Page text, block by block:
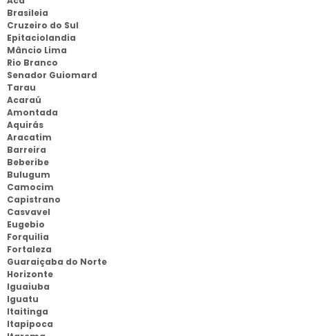
Brasileia
Cruzeiro do Sul
Epitaciolandia
Mâncio Lima
Rio Branco
Senador Guiomard
Tarau
Acaraú
Amontada
Aquirás
Aracatim
Barreira
Beberibe
Bulugum
Camocim
Capistrano
Casvavel
Eugebio
Forquilia
Fortaleza
Guaraiçaba do Norte
Horizonte
Iguaiuba
Iguatu
Itaitinga
Itapipoca